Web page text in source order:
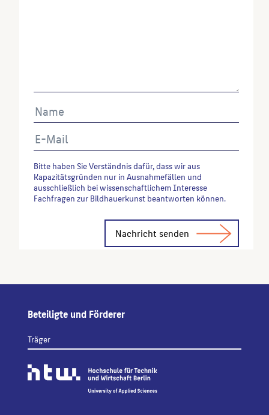
Bitte haben Sie Verständnis dafür, dass wir aus
Kapazitätsgründen nur in Ausnahmefällen und
ausschließlich bei wissenschaftlichem Interesse
Fachfragen zur Bildhauerkunst beantworten können.
Beteiligte und Förderer
Träger